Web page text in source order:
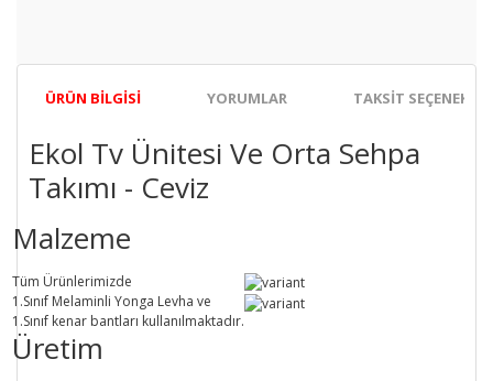
ÜRÜN BILGISI YORUMLAR TAKSIT
Ekol Tv Ünitesi Ve Orta Sehpa
Takımı - Ceviz
Malzeme
Tüm Ürünlerimizde
1.Sınıf Melaminli Yonga Levha ve
1.Sınıf kenar bantları kullanılmaktadır.
Üretim